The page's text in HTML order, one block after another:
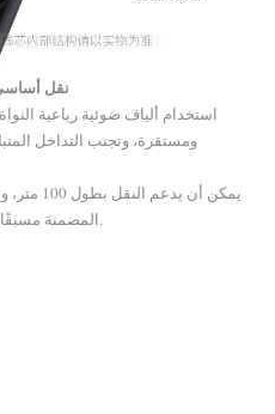
نقل أساسي
استخدام ألياف ضوئية رباعية
ومستقرة، وتجنب التداخل
يمكن أن
المضمنة مسبقًا، بدون تأخير، بدون توهين، بدون تداخل.